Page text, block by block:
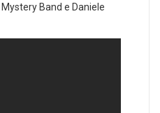
Band e Daniele